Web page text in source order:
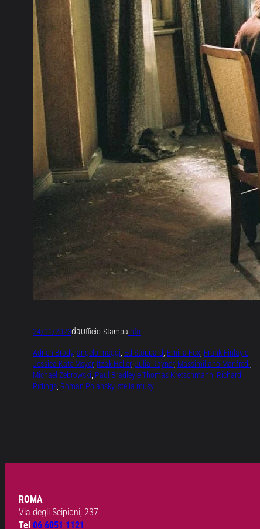
24/11/2023daUfficio-StampaInfo
Adrien Brody, angelo maggi, Ed Stoppard, Emilia Fox, Frank Finlay e
Jessica Kate Meyer, Itzak Heller, Julia Rayner, Massimiliano Manfredi
Michael Zebrowski, Paul Bradley e Thomas Kretschmann, Richard
Ridings, Roman Polansky, stella musy
ROMA
Via degli Scipioni, 237
Tel 06 6051 1121